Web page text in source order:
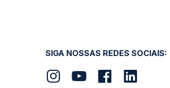
SIGA NOSSAS REDES SOCIAIS: